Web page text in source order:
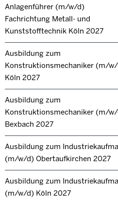
Anlagenführer (m/w/d)
Fachrichtung Metall- und
Kunststofftechnik Köln 2027
Ausbildung zum
Konstruktionsmechaniker (m/
Köln 2027
Ausbildung zum
Konstruktionsmechaniker (m/
Bexbach 2027
Ausbildung zum
(m/w/d) Obertaufkirchen 2027
Ausbildung zum
(m/w/d) Köln 2027